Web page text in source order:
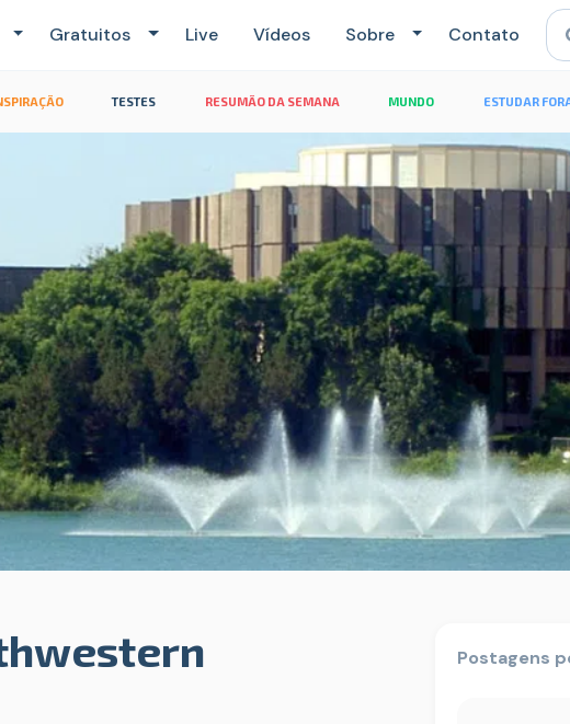
Gratuitos Live Vídeos Sobre Contato
TESTES RESUMÃO DA SEMANA MUNDO ESTUDAR
Postagens